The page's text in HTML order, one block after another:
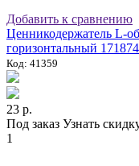
Добавить к сравнению
Ценникодержатель L-
горизонтальный 171874
Код: 41359
23 р.
Под заказ Узнать
1